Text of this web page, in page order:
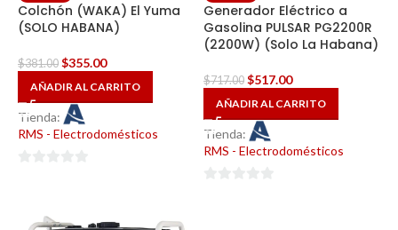
Colchón (WAKA) El Yuma
(SOLO HABANA)
$381.00 $355.00
AÑADIR AL CARRITO
Tienda:
RMS - Electrodomésticos
Generador Eléctrico a
Gasolina PULSAR PG2200R
(2200W) (Solo La Habana)
$717.00 $517.00
AÑADIR AL CARRITO
Tienda:
RMS - Electrodomésticos